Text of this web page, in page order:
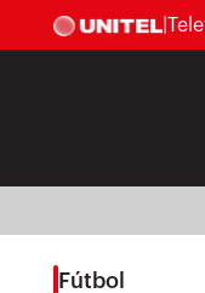
Fútbol